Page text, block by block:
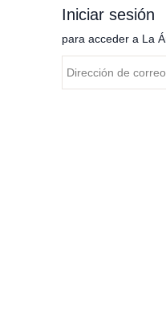
Iniciar sesión
para acceder a La